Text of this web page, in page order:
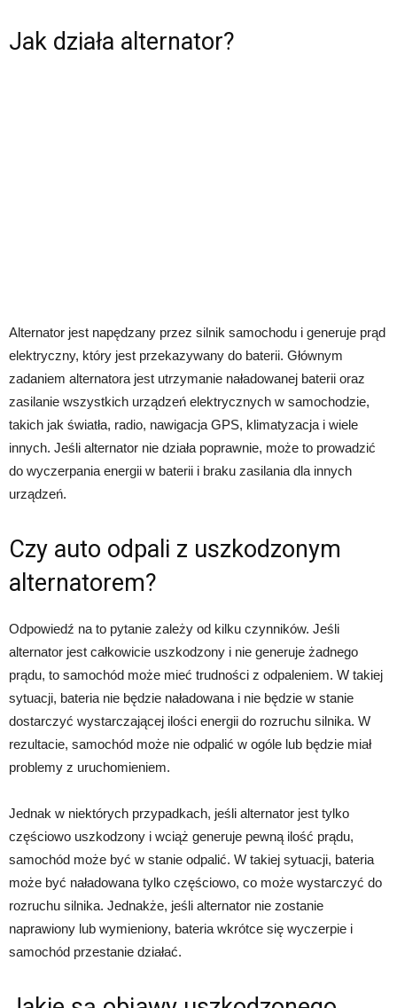
Jak działa alternator?
Alternator jest napędzany przez silnik samochodu i generuje prąd
elektryczny, który jest przekazywany do baterii. Głównym
zadaniem alternatora jest utrzymanie naładowanej baterii oraz
zasilanie wszystkich urządzeń elektrycznych w samochodzie,
takich jak światła, radio, nawigacja GPS, klimatyzacja i wiele
innych. Jeśli alternator nie działa poprawnie, może to prowadzić
do wyczerpania energii w baterii i braku zasilania dla innych
urządzeń.
Czy auto odpali z uszkodzonym
alternatorem?
Odpowiedź na to pytanie zależy od kilku czynników. Jeśli
alternator jest całkowicie uszkodzony i nie generuje żadnego
prądu, to samochód może mieć trudności z odpaleniem. W takiej
sytuacji, bateria nie będzie naładowana i nie będzie w stanie
dostarczyć wystarczającej ilości energii do rozruchu silnika. W
rezultacie, samochód może nie odpalić w ogóle lub będzie miał
problemy z uruchomieniem.
Jednak w niektórych przypadkach, jeśli alternator jest tylko
częściowo uszkodzony i wciąż generuje pewną ilość prądu,
samochód może być w stanie odpalić. W takiej sytuacji, bateria
może być naładowana tylko częściowo, co może wystarczyć do
rozruchu silnika. Jednakże, jeśli alternator nie zostanie
naprawiony lub wymieniony, bateria wkrótce się wyczerpie i
samochód przestanie działać.